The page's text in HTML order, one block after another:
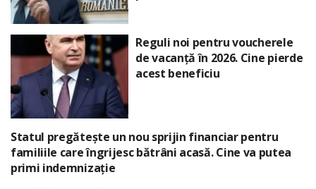
Reguli noi pentru voucherele
de vacanță în 2026. Cine pierde
acest beneficiu
Statul pregătește un nou sprijin financiar pentru
familiile care îngrijesc bătrâni acasă. Cine va putea
primi indemnizație